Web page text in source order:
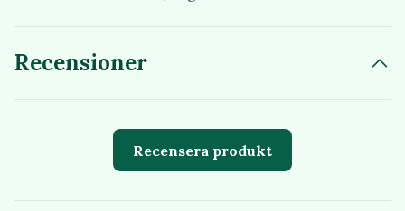
Recensioner
Recensera produkt